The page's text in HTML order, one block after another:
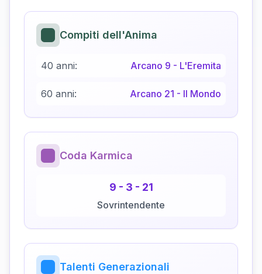
Compiti dell'Anima
40 anni: Arcano 9 - L'Eremita
60 anni: Arcano 21 - Il Mondo
Coda Karmica
9 - 3 - 21
Sovrintendente
Talenti Generazionali